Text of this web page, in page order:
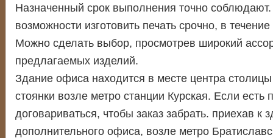
Назначенный срок выполнения точно
возможности изготовить печать срочно, в течение
Можно сделать выбор, просмотрев широкий
предлагаемых изделий.
Здание офиса находится в месте центра
стоянки возле метро станции Курская. Если есть
договариваться, чтобы заказ забрать. приехав к
дополнительного офиса, возле метро